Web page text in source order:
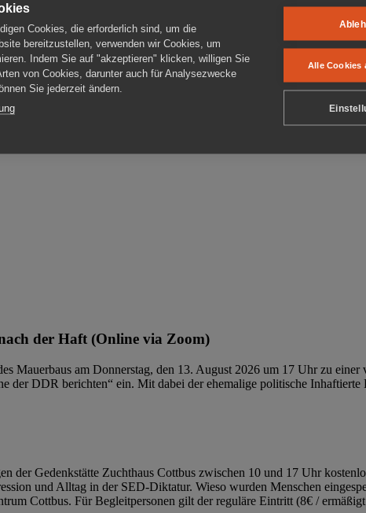
der Haft (Online via Zoom)
Mauerbaus am Donnerstag, den 13. August 2026 um 17 Uhr zu
der DDR berichten“ ein. Mit dabei der ehemalige politische
der Gedenkstätte Zuchthaus Cottbus zwischen 10 und 17 Uhr
und Alltag in der SED-Diktatur. Wieso wurden Menschen
Cottbus. Für Begleitpersonen gilt der reguläre Eintritt (8€ /
Cookies, die erforderlich sind, um die
bereitzustellen, verwenden wir Cookies, um
Indem Sie auf "akzeptieren" klicken, willigen Sie
von Cookies, darunter auch für Analysezwecke
Sie jederzeit ändern.
Alle Cookies